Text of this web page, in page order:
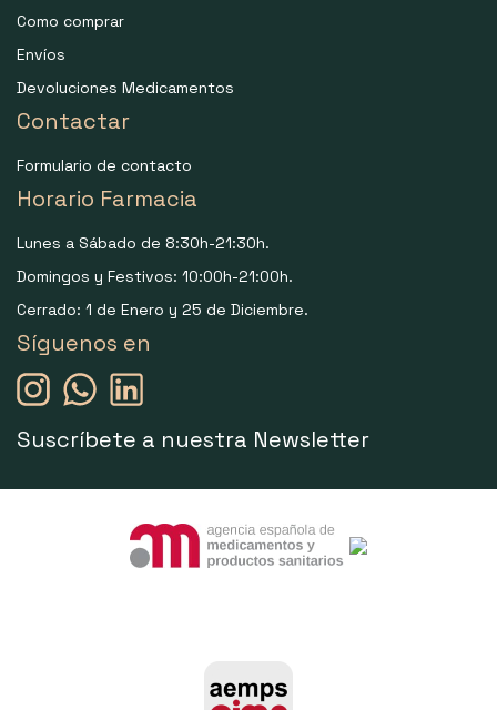
Como comprar
Envíos
Devoluciones Medicamentos
Contactar
Formulario de contacto
Horario Farmacia
Lunes a Sábado de 8:30h-21:30h.
Domingos y Festivos: 10:00h-21:00h.
Cerrado: 1 de Enero y 25 de Diciembre.
Síguenos en
Suscríbete a nuestra Newsletter